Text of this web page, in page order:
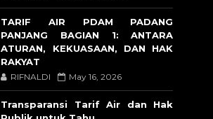
TARIF AIR PDAM PADANG
PANJANG BAGIAN 1: ANTARA
ATURAN, KEKUASAAN, DAN HAK
RAKYAT
RIFNALDI May 16, 2026
Transparansi Tarif Air dan Hak